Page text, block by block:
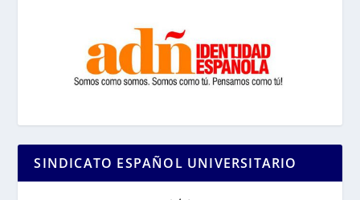
SINDICATO ESPAÑOL UNIVERSITARIO